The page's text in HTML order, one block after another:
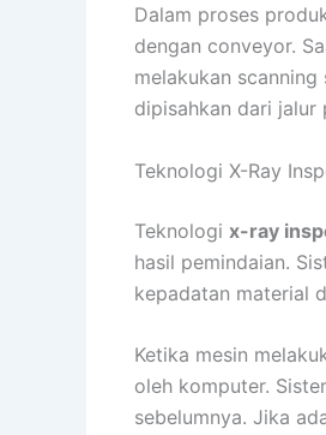
Dalam proses
dengan conveyor.
melakukan
dipisahkan dari jalur
Teknologi X-Ray
Teknologi x-ray
hasil pemindaian.
kepadatan material
Ketika mesin
oleh komputer.
sebelumnya. Jika